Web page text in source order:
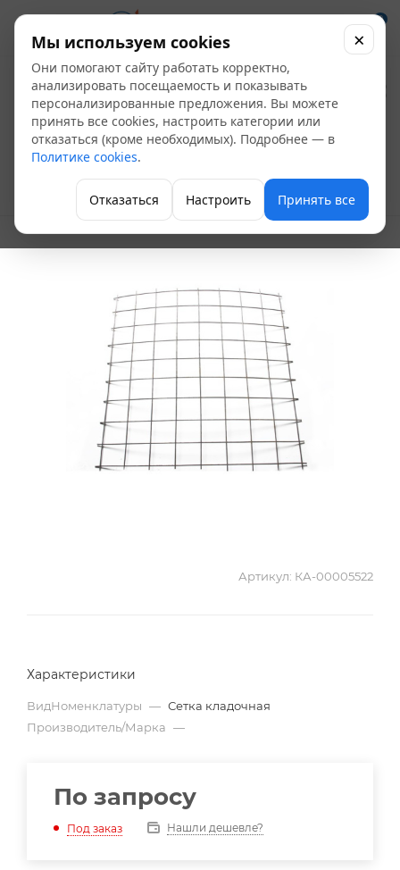
0
Сетка кладочная
2000*1000
(яч.100х100) ду 2мм
Сетка ЦПВС/кладочная, проволока
Артикул: КА-00005522
Характеристики
ВидНоменклатуры — Сетка кладочная
Производитель/Марка —
По запросу
Под заказ Нашли дешевле?
Мы используем cookies
Они помогают сайту работать корректно,
анализировать посещаемость и показывать
персонализированные предложения. Вы можете
принять все cookies, настроить категории или
отказаться (кроме необходимых). Подробнее — в
Политике cookies.
Отказаться Настроить Принять все
×